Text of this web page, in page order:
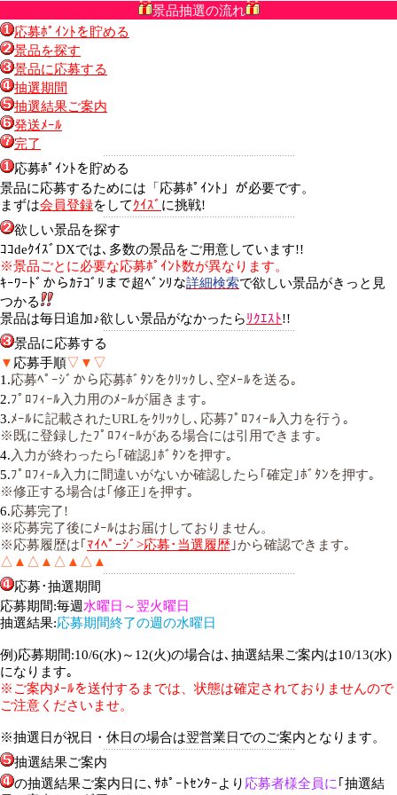
景品抽選の流れ
応募ﾎﾟｲﾝﾄを貯める
景品を探す
景品に応募する
抽選期間
抽選結果ご案内
発送ﾒｰﾙ
完了
応募ﾎﾟｲﾝﾄを貯める
景品に応募するためには「応募ﾎﾟｲﾝﾄ」が必要です。
まずは会員登録をしてｸｲｽﾞ に挑戦!
欲しい景品を探す
ｺｺdeｸｲｽﾞDXでは､多数の景品をご用意しています!!
※景品ごとに必要な応募ﾎﾟｲﾝﾄ数が異なります。
ｷｰﾜｰﾄﾞからｶﾃｺﾞﾘまで超ﾍﾞﾝﾘな詳細検索で欲しい景品がきっと見
つかる
景品は毎日追加♪欲しい景品がなかったらﾘｸｴｽﾄ!!
景品に応募する
▼ 応募手順▽▼▽
1.応募ﾍﾟｰｼﾞから応募ﾎﾞﾀﾝをｸﾘｯｸし､空ﾒｰﾙを送る｡
2.ﾌﾟﾛﾌｨｰﾙ入力用のﾒｰﾙが届きます｡
3.ﾒｰﾙに記載されたURLをｸﾘｯｸし､応募ﾌﾟﾛﾌｨｰﾙ入力を行う｡
※既に登録したﾌﾟﾛﾌｨｰﾙがある場合には引用できます｡
4. 入力が終わったら｢確認｣ﾎﾞﾀﾝを押す｡
5.ﾌﾟﾛﾌｨｰﾙ入力に間違いがないか確認したら｢確定｣ﾎﾞﾀﾝを押す｡
※修正する場合は｢修正｣を押す｡
6.応募完了!
※応募完了後にﾒｰﾙはお届けしておりません。
※応募履歴は｢ ﾏｲﾍﾟｰｼﾞ>応募･当選履歴 ｣から確認できます｡
△▲△▲△▲△▲
応募･抽選期間
応募期間:毎週 水曜日～翌火曜日
抽選結果:応募期間終了の週の水曜日
例)応募期間:10/6(水)～12(火)の場合は､抽選結果ご案内は10/13(水)
になります｡
※ご案内ﾒｰﾙを送付するまでは、状態は確定されておりませんので
ご注意くださいませ。
※抽選日が祝日・休日の場合は翌営業日でのご案内となります。
抽選結果ご案内
の抽選結果ご案内日に､ｻﾎﾟｰﾄｾﾝﾀｰより 応募者様全員に ｢抽選結